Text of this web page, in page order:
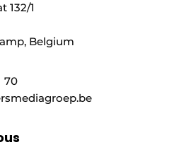
132/1
​​Belgium
70